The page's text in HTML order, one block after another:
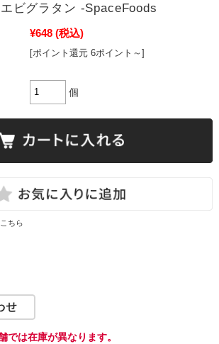
ビグラタン -SpaceFoods
¥648 (税込)
[ポイント還元 6ポイント～]
個
ちら
は在庫が異なります。